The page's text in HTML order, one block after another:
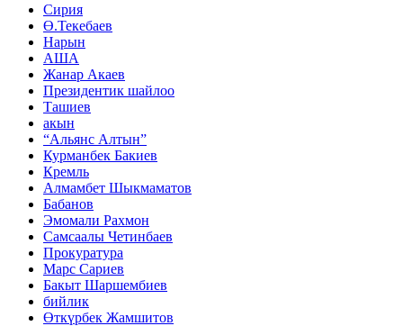
​​​​​​​Сирия
Ө.Текебаев
Нарын
АША
Жанар Акаев
Президентик шайлоо
Ташиев
акын
“Альянс Алтын”
Курманбек Бакиев
Кремль
Алмамбет Шыкмаматов
Бабанов
Эмомали Рахмон
Самсаалы Четинбаев
Прокуратура
Марс Сариев
Бакыт Шаршембиев
бийлик
Өткүрбек Жамшитов